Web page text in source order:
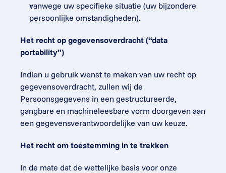
vanwege uw specifieke situatie (uw bijzondere
persoonlijke omstandigheden).
Het recht op gegevensoverdracht (“data
portability”)
Indien u gebruik wenst te maken van uw recht op
gegevensoverdracht, zullen wij de
Persoonsgegevens in een gestructureerde,
gangbare en machineleesbare vorm doorgeven aan
een gegevensverantwoordelijke van uw keuze.
Het recht om toestemming in te trekken
In de mate dat de wettelijke basis voor onze